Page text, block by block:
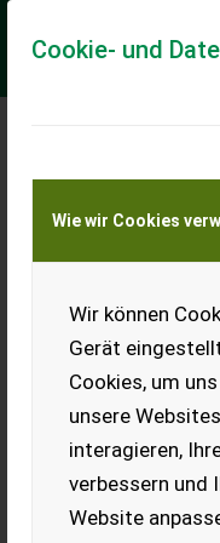
Cookie- und
Wie wir Cookies
Wir können
Gerät
Cookies, um
unsere
interagieren,
verbessern und
Website
Meine
Transport von
Sonstige Günstig
kg Tragkraft
Teleskop-Radlader
Günstig 916T
kg | Kabine | 2025 | NEU
EUR 28.289 inkl. 23